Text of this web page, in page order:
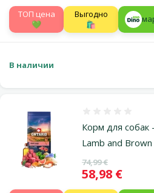
TOП цена
💚
Выгодно
🛍️
В наличии
Корм для собак
Lamb and Brown
Исходная цена
74,99 €
Цена
58,98 €